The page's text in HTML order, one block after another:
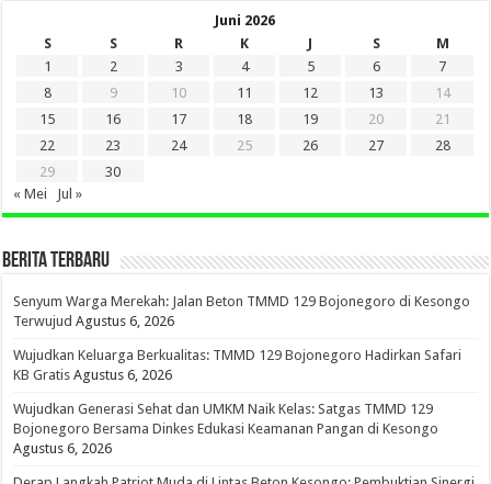
Juni 2026
S
S R K J S
M
1
2 3 4 5 6
7
8
9 10 11 12 13
14
15
16 17 18 19 20
21
22
23 24 25 26 27
28
29
30
« Mei
Jul »
BERITA TERBARU
Senyum Warga Merekah: Jalan Beton TMMD 129 Bojonegoro di Kesongo
Terwujud Agustus 6, 2026
Wujudkan Keluarga Berkualitas: TMMD 129 Bojonegoro Hadirkan Safari
KB Gratis Agustus 6, 2026
Wujudkan Generasi Sehat dan UMKM Naik Kelas: Satgas TMMD 129
Bojonegoro Bersama Dinkes Edukasi Keamanan Pangan di Kesongo
Agustus 6, 2026